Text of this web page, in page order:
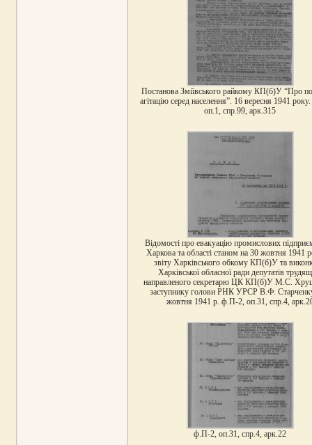
Постанова Зміївського райкому КП(б)У “Про
агітацію серед населення”. 16 вересня 1941
оп.1, спр.99, арк.315
Відомості про евакуацію промислових
Харкова та області станом на 30 жовтня 1941
звіту Харківського обкому КП(б)У та
Харківської обласної ради депутатів
направленого секретарю ЦК КП(б)У М.С.
заступнику голови РНК УРСР В.Ф.
жовтня 1941 р. ф.П-2, оп.31, спр.4,
ф.П-2, оп.31, спр.4, арк.22